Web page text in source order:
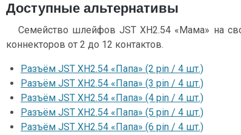
Доступные альтернативы
Семейство шлейфов JST XH2.54 «Мама» на
коннекторов от 2 до 12 контактов.
Разъём JST XH2.54 «Папа» (2 pin / 4 шт.)
Разъём JST XH2.54 «Папа» (3 pin / 4 шт.)
Разъём JST XH2.54 «Папа» (4 pin / 4 шт.)
Разъём JST XH2.54 «Папа» (5 pin / 4 шт.)
Разъём JST XH2.54 «Папа» (6 pin / 4 шт.)